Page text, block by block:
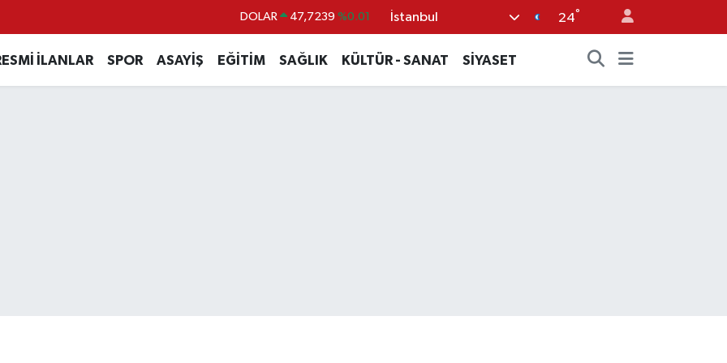
DOLAR 47,7239 %0.01 İstanbul 24°
İLANLAR SPOR ASAYİŞ EĞİTİM SAĞLIK KÜLTÜR - SANAT SİYASET